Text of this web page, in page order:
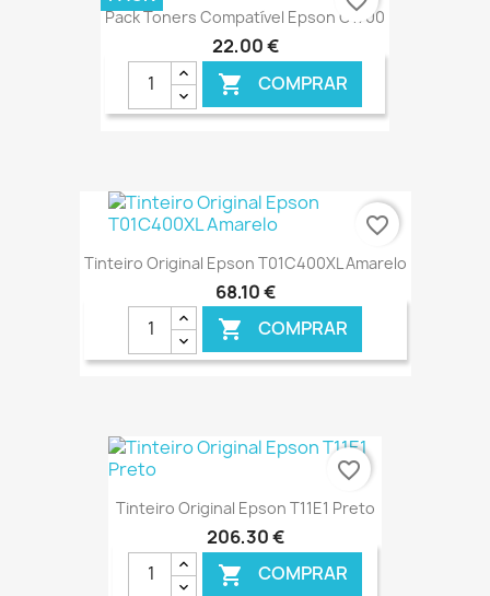
Pack Toners Compatível Epson C1700
22,00 €
 COMPRAR
€ ONLINE
Tinteiro Original Epson T01C400XL Amarelo
68,10 €
 COMPRAR
€ ONLINE
favorite_border
Tinteiro Original Epson T11E1 Preto
206,30 €
 COMPRAR
favorite_border